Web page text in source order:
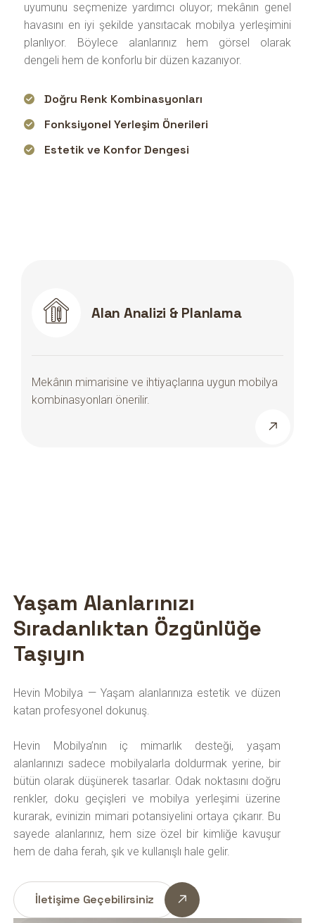
uyumunu seçmenize yardımcı oluyor; mekânın genel
havasını en iyi şekilde yansıtacak mobilya yerleşimini
planlıyor. Böylece alanlarınız hem görsel olarak
dengeli hem de konforlu bir düzen kazanıyor.
Doğru Renk Kombinasyonları
Fonksiyonel Yerleşim Önerileri
Estetik ve Konfor Dengesi
Alan Analizi & Planlama
Mekânın mimarisine ve ihtiyaçlarına uygun mobilya
kombinasyonları önerilir.
Yaşam Alanlarınızı
Sıradanlıktan Özgünlüğe
Taşıyın
Hevin Mobilya — Yaşam alanlarınıza estetik ve düzen
katan profesyonel dokunuş.
Hevin Mobilya’nın iç mimarlık desteği, yaşam
alanlarınızı sadece mobilyalarla doldurmak yerine, bir
bütün olarak düşünerek tasarlar. Odak noktasını doğru
renkler, doku geçişleri ve mobilya yerleşimi üzerine
kurarak, evinizin mimari potansiyelini ortaya çıkarır. Bu
sayede alanlarınız, hem size özel bir kimliğe kavuşur
hem de daha ferah, şık ve kullanışlı hale gelir.
İletişime Geçebilirsiniz